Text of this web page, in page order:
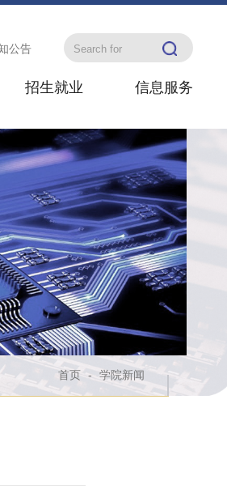
公告
招生就业 信息服务
首页 - 学院新闻